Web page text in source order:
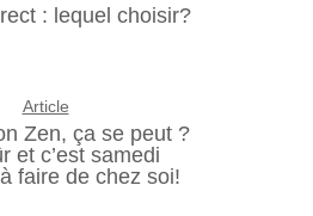
: lequel choisir?
Article
Zen, ça se peut ?
et c’est samedi
faire de chez soi!